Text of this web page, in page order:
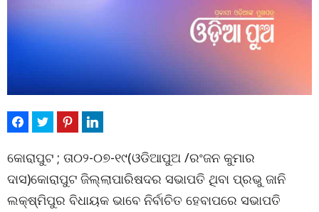
କୋରାପୁଟ ; ତା୦୨-୦୭-୧୯(ଓଡିଆପୁଅ /ରଂଜନ କୁମାର
ଦାସ)କୋରାପୁଟ ଜିଲ୍ଲାପାରିଷଦର ସଭାପତି ଥିବା ପ୍ରଭୁ ଜାନି
ଲକ୍ଷ୍ମିପୁର ବିଧାୟକ ଭାବେ ନିର୍ବାଚିତ ହେବାପରେ ସଭାପତି